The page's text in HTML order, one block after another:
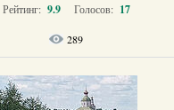
Рейтинг: 9.9 Голосов: 17
289